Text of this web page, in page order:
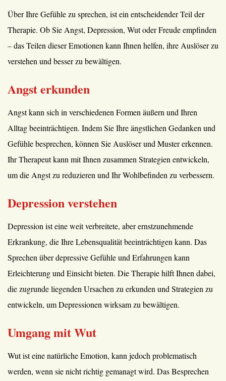
Über Ihre Gefühle zu sprechen, ist ein entscheidender Teil der
Therapie. Ob Sie Angst, Depression, Wut oder Freude empfinden
– das Teilen dieser Emotionen kann Ihnen helfen, ihre Auslöser zu
verstehen und besser zu bewältigen.
Angst erkunden
Angst kann sich in verschiedenen Formen äußern und Ihren
Alltag beeinträchtigen. Indem Sie Ihre ängstlichen Gedanken und
Gefühle besprechen, können Sie Auslöser und Muster erkennen.
Ihr Therapeut kann mit Ihnen zusammen Strategien entwickeln,
um die Angst zu reduzieren und Ihr Wohlbefinden zu verbessern.
Depression verstehen
Depression ist eine weit verbreitete, aber ernstzunehmende
Erkrankung, die Ihre Lebensqualität beeinträchtigen kann. Das
Sprechen über depressive Gefühle und Erfahrungen kann
Erleichterung und Einsicht bieten. Die Therapie hilft Ihnen dabei,
die zugrunde liegenden Ursachen zu erkunden und Strategien zu
entwickeln, um Depressionen wirksam zu bewältigen.
Umgang mit Wut
Wut ist eine natürliche Emotion, kann jedoch problematisch
werden, wenn sie nicht richtig gemanagt wird. Das Besprechen